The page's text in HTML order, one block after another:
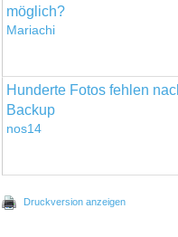
möglich?
Mariachi
Hunderte Fotos fehlen
Backup
nos14
Druckversion anzeigen